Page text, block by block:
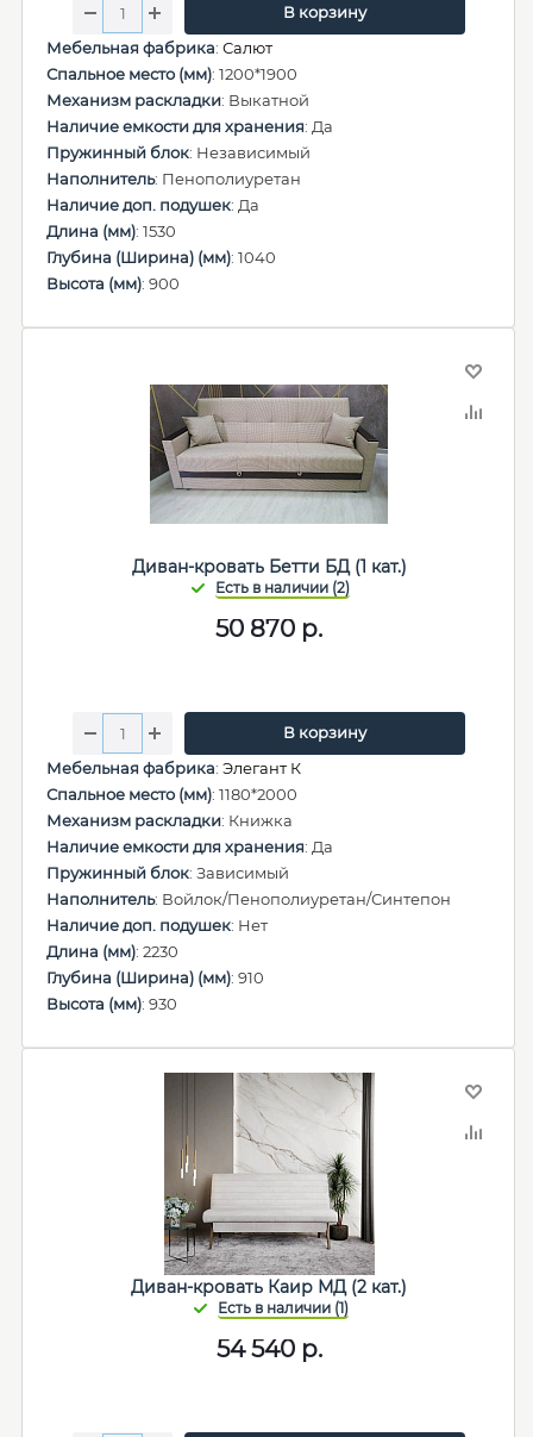
В корзину
Мебельная фабрика: Салют
Спальное место (мм): 1200*1900
Механизм раскладки: Выкатной
Наличие емкости для хранения: Да
Пружинный блок: Независимый
Наполнитель: Пенополиуретан
Наличие доп. подушек: Да
Длина (мм): 1530
Глубина (Ширина) (мм): 1040
Высота (мм): 900
Диван-кровать Бетти БД (1 кат.)
50 870 р.
В корзину
Мебельная фабрика: Элегант К
Спальное место (мм): 1180*2000
Механизм раскладки: Книжка
Наличие емкости для хранения: Да
Пружинный блок: Зависимый
Наполнитель: Войлок/Пенополиуретан/Синтепон
Наличие доп. подушек: Нет
Длина (мм): 2230
Глубина (Ширина) (мм): 910
Высота (мм): 930
Диван-кровать Каир МД (2 кат.)
54 540р.